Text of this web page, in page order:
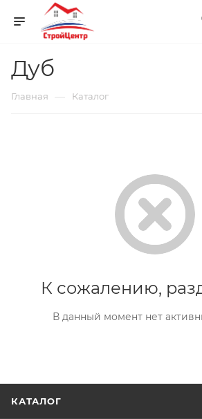
Дуб
Главная — Каталог
К сожалению,
В данный момент нет
КАТАЛОГ